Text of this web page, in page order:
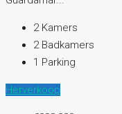
2 Kamers
2 Badkamers
1 Parking
Herverkoop